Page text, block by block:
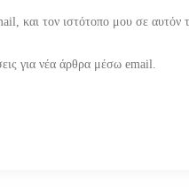
και τον ιστότοπο μου σε αυτόν
για νέα άρθρα μέσω email.